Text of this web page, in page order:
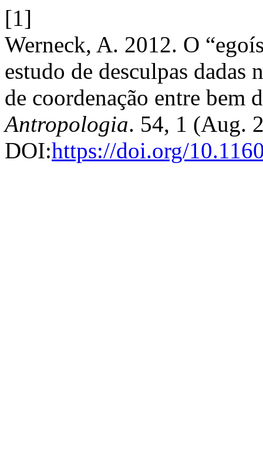
[1]
Werneck, A. 2012. O
estudo de desculpas dadas
de coordenação entre bem
Antropologia. 54, 1 (Aug.
DOI:https://doi.org/